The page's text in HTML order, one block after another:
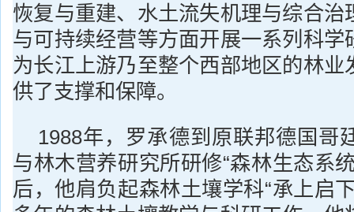
恢复与重建、水土流失机理与综合治
与可持续经营等方面开展一系列科学
为长江上游乃至整个西部地区的林业
供了支撑和保障。
1988年，罗承德到原联邦德国哥
与林木营养研究所研修“森林生态系
后，他肩负起森林土壤学科“承上启